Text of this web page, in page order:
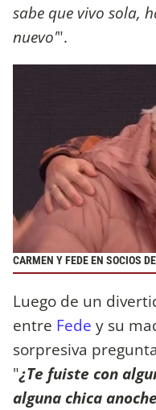
sabe que vivo sola,
nuevo'".
CARMEN Y FEDE EN SOCIOS
Luego de un
entre Fede y su
sorpresiva
"¿Te fuiste con
alguna chica